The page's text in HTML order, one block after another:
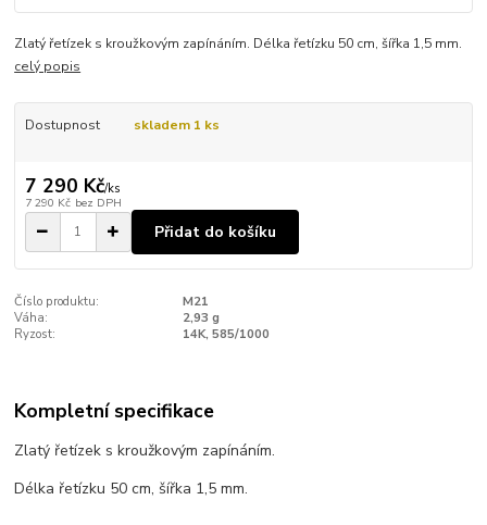
Zlatý řetízek s kroužkovým zapínáním. Délka řetízku 50 cm, šířka 1,5 mm.
celý popis
Dostupnost skladem 1 ks
7 290 Kč/ks
7 290 Kč bez DPH
Přidat do košíku
Číslo produktu:
M21
Váha:
2,93 g
Ryzost:
14K, 585/1000
Kompletní specifikace
Zlatý řetízek s kroužkovým zapínáním.
Délka řetízku 50 cm, šířka 1,5 mm.